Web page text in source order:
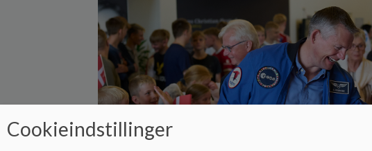
Cookieindstillinger